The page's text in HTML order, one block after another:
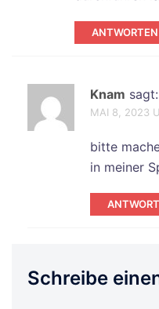
ANTWORTEN
Knam sagt:
MAI 8, 2023
bitte
in meiner
Schreibe